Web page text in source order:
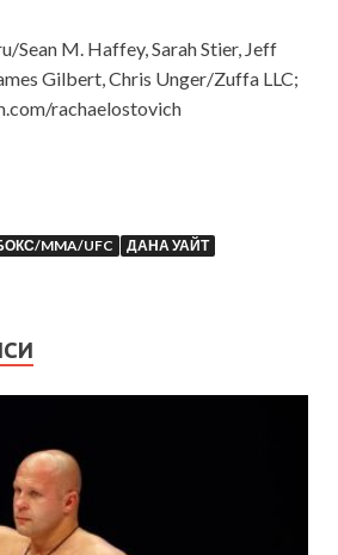
Sean M. Haffey, Sarah Stier, Jeff
Gilbert, Chris Unger/Zuffa LLC;
rachaelostovich
MMA/UFC
ДАНА УАЙТ